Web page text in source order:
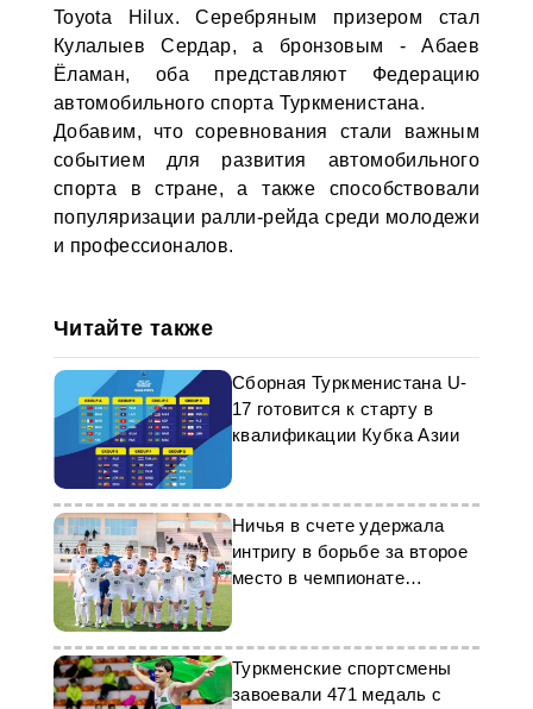
Toyota Hilux. Серебряным призером стал
Кулалыев Сердар, а бронзовым - Абаев
Ёламан, оба представляют Федерацию
автомобильного спорта Туркменистана.
Добавим, что соревнования стали важным
событием для развития автомобильного
спорта в стране, а также способствовали
популяризации ралли-рейда среди молодежи
и профессионалов.
Читайте также
Сборная Туркменистана U-
17 готовится к старту в
квалификации Кубка Азии
Ничья в счете удержала
интригу в борьбе за второе
место в чемпионате
Туркменские спортсмены
завоевали 471 медаль с